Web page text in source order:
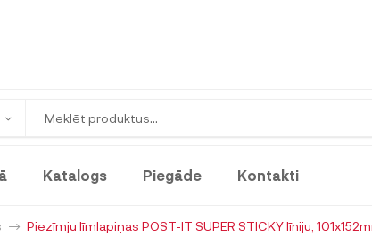
Katalogs Piegāde Kontakti
Piezīmju līmlapiņas POST-IT SUPER STICKY līniju,